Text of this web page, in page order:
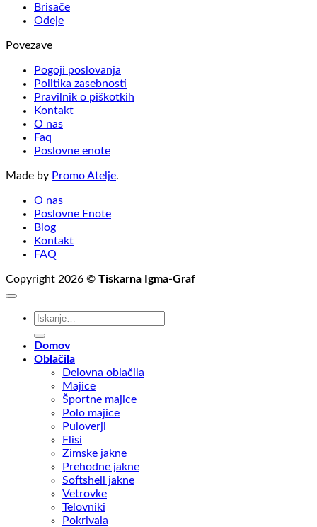
Brisače
Odeje
Povezave
Pogoji poslovanja
Politika zasebnosti
Pravilnik o piškotkih
Kontakt
O nas
Faq
Poslovne enote
Made by Promo Atelje.
O nas
Poslovne Enote
Blog
Kontakt
FAQ
Copyright 2026 © Tiskarna Igma-Graf
Išči:
Domov
Oblačila
Delovna oblačila
Majice
Športne majice
Polo majice
Puloverji
Flisi
Zimske jakne
Prehodne jakne
Softshell jakne
Vetrovke
Telovniki
Pokrivala